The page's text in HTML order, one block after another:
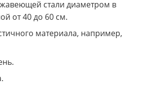
стали диаметром в
от 40 до 60 см.
материала, например,